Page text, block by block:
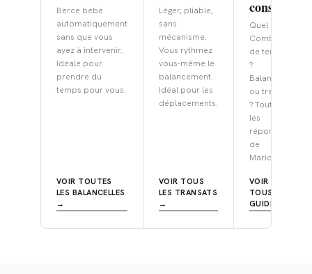
Berce bébé
automatiquement
sans que vous
ayez à intervenir.
Idéale pour
prendre du
temps pour vous.
VOIR TOUTES
LES BALANCELLES
→
Léger, pliable,
sans
mécanisme.
Vous rythmez
vous-même le
balancement.
Idéal pour les
déplacements.
VOIR TOUS
LES TRANSATS
→
conseils
Quel âge ?
Combien
de temps
?
Balancelle
ou transat
? Toutes
les
réponses
de
Marion.
VOIR
TOUS LES
GUIDES →